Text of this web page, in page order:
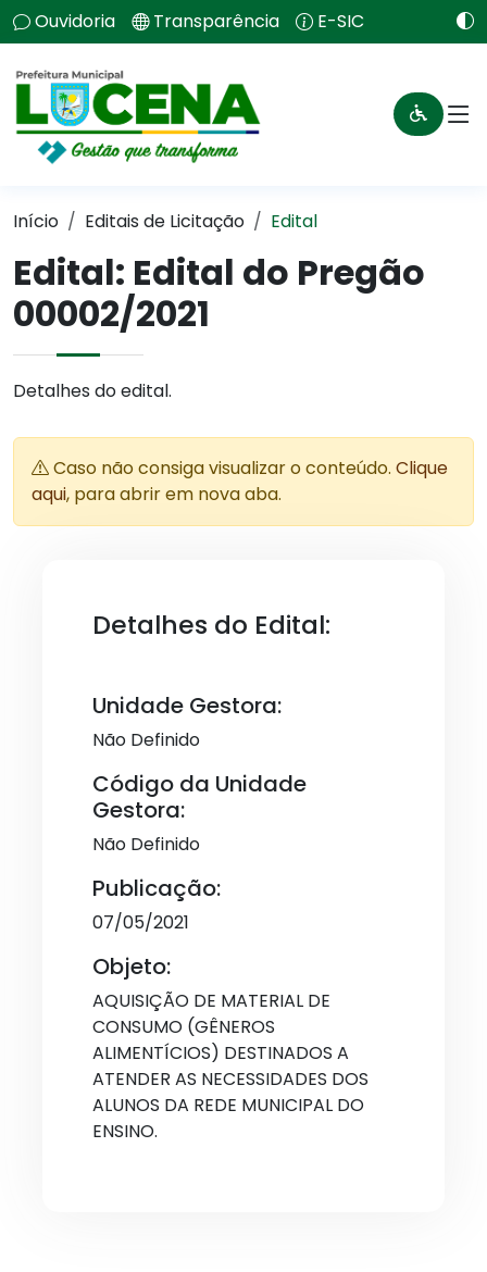
Ouvidoria Transparência E-SIC
Início Editais de Licitação Edital
Edital: Edital do Pregão
00002/2021
Detalhes do edital.
Caso não consiga visualizar o conteúdo. Clique
aqui, para abrir em nova aba.
Detalhes do Edital:
Unidade Gestora:
Não Definido
Código da Unidade
Gestora:
Não Definido
Publicação:
07/05/2021
Objeto:
AQUISIÇÃO DE MATERIAL DE
CONSUMO (GÊNEROS
ALIMENTÍCIOS) DESTINADOS A
ATENDER AS NECESSIDADES DOS
ALUNOS DA REDE MUNICIPAL DO
ENSINO.